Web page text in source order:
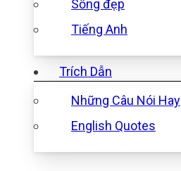
Sống đẹp
Tiếng Anh
Trích Dẫn
Những Câu Nói Hay
English Quotes